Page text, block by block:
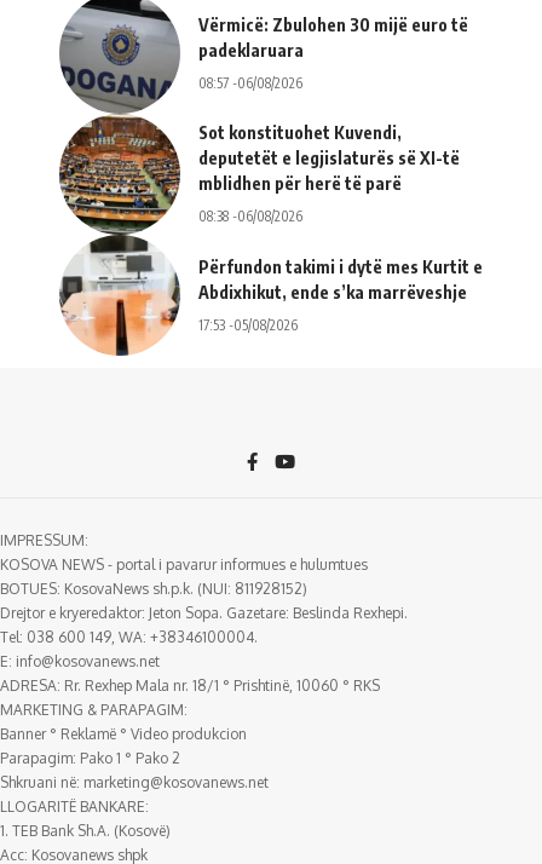
Vërmicë: Zbulohen 30 mijë euro të
padeklaruara
08:57 -06/08/2026
Sot konstituohet Kuvendi,
deputetët e legjislaturës së XI-të
mblidhen për herë të parë
08:38 -06/08/2026
Përfundon takimi i dytë mes Kurtit e
Abdixhikut, ende s’ka marrëveshje
17:53 -05/08/2026
IMPRESSUM:
KOSOVA NEWS - portal i pavarur informues e hulumtues
BOTUES: KosovaNews sh.p.k. (NUI: 811928152)
Drejtor e kryeredaktor: Jeton Sopa. Gazetare: Beslinda Rexhepi.
Tel: 038 600 149, WA: +38346100004.
E: info@kosovanews.net
ADRESA: Rr. Rexhep Mala nr. 18/1 ° Prishtinë, 10060 ° RKS
MARKETING & PARAPAGIM:
Banner ° Reklamë ° Video produkcion
Parapagim: Pako 1 ° Pako 2
Shkruani në: marketing@kosovanews.net
LLOGARITË BANKARE:
1. TEB Bank Sh.A. (Kosovë)
Acc: Kosovanews shpk